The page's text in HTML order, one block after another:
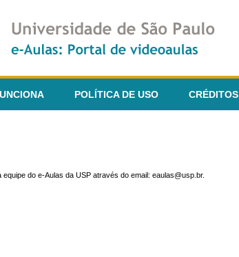
POLÍTICA DE USO CRÉDITOS
do e-Aulas da USP através do email: eaulas@usp.br.